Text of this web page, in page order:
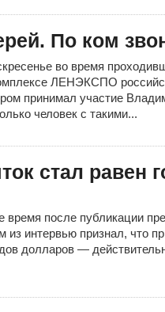
По ком
во время
ЛЕНЭКСПО
принимал участие
человек с такими...
стал равен
время после публикации
из интервью признал, что
долларов —